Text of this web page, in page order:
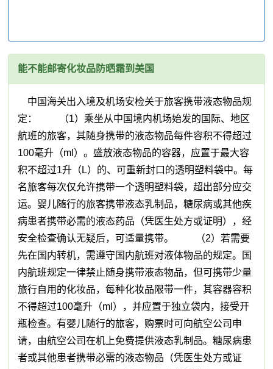
能不能邮寄化妆品防晒霜到美国
中国海关出入境及机场安检关于旅客携带液态物品规
定： （1）乘坐从中国境内机场始发的国际、地区
航班的旅客，其随身携带的液态物品每件容积不得超过
100毫升（ml）。盛放液态物品的容器，应置于最大容
积不超过1升（L）的、可重新封口的透明塑料袋中。每
名旅客每次仅允许携带一个透明塑料袋，超出部分应交
运。婴儿随行的旅客携带液态乳制品，糖尿病或其他疾
病患者携带必需的液态药品（凭医生处方或证明），经
安全检查确认无疑后，可适量携带。 （2）若需要
先在国内转机，需遵守国内航班对液体物品的规定。国
内航班规定一律禁止随身携带液态物品，但可携带少量
旅行自用的化妆品，每种化妆品限带一件，其容器容积
不得超过100毫升（ml），并应置于独立袋内，接受开
瓶检查。有婴儿随行的旅客，购票时可向航空公司申
请，由航空公司在机上免费提供液态乳制品。糖尿病患
者或其他患者携带必需的液态物品（凭医生处方或证